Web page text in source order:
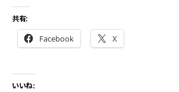
共有:
Facebook X
いいね: